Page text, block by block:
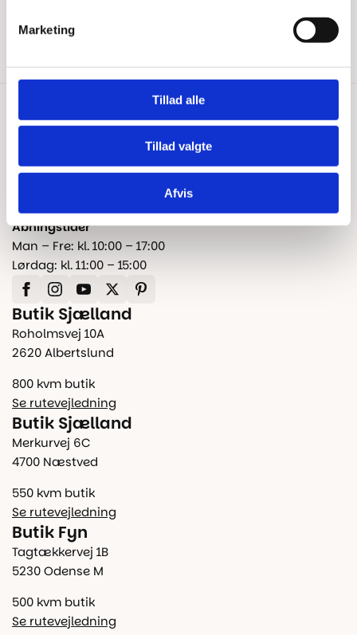
Marketing
Tillad alle
Tillad valgte
Afvis
Reklamation og garanti
Kontakt os
info@floorshop.dk
Åbningstider
Man – Fre: kl. 10:00 – 17:00
Lørdag: kl. 11:00 – 15:00
Butik Sjælland
Roholmsvej 10A
2620 Albertslund
800 kvm butik
Se rutevejledning
Butik Sjælland
Merkurvej 6C
4700 Næstved
550 kvm butik
Se rutevejledning
Butik Fyn
Tagtækkervej 1B
5230 Odense M
500 kvm butik
Se rutevejledning